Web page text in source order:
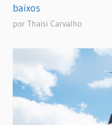
baixos
por Thaisi Carvalho